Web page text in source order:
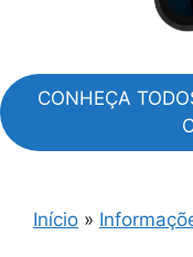
CONHEÇA
Início »